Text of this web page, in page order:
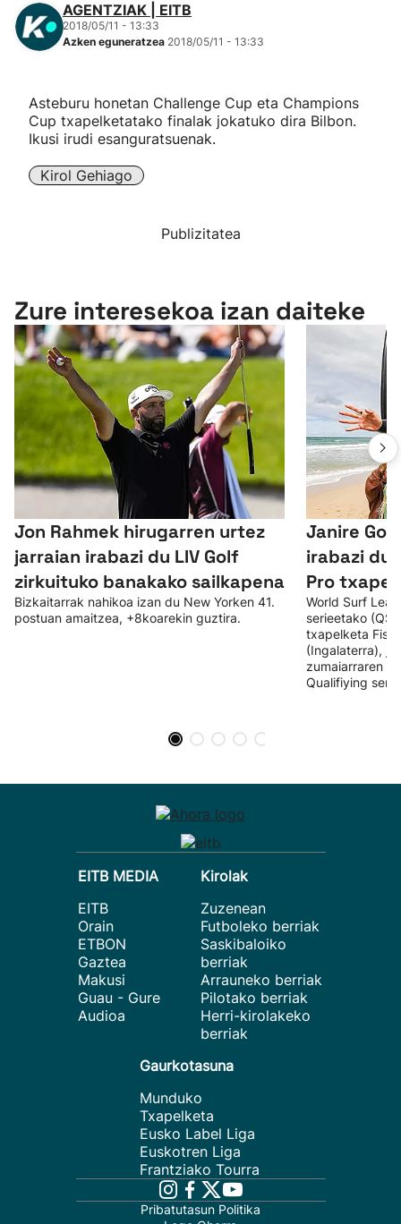
AGENTZIAK | EITB
2018/05/11 - 13:33
Azken eguneratzea 2018/05/11 - 13:33
Asteburu honetan Challenge Cup eta Champions
Cup txapelketatako finalak jokatuko dira Bilbon.
Ikusi irudi esanguratsuenak.
Kirol Gehiago
Publizitatea
Zure interesekoa izan daiteke
Jon Rahmek hirugarren urtez
jarraian irabazi du LIV Golf
zirkuituko banakako sailkapena
Bizkaitarrak nahikoa izan du New Yorken 41.
postuan amaitzea, +8koarekin guztira.
Janire
irabazi du
Pro
World Surf
serieetako
txapelketa
(Ingalaterra),
zumaiarraren
Qualifiying
EITB MEDIA
EITB
Orain
ETBON
Gaztea
Makusi
Guau - Gure
Audioa
Kirolak
Zuzenean
Futboleko berriak
Saskibaloiko
berriak
Arrauneko berriak
Pilotako berriak
Herri-kirolakeko
berriak
Gaurkotasuna
Munduko
Txapelketa
Eusko Label Liga
Euskotren Liga
Frantziako Tourra
Pribatutasun Politika